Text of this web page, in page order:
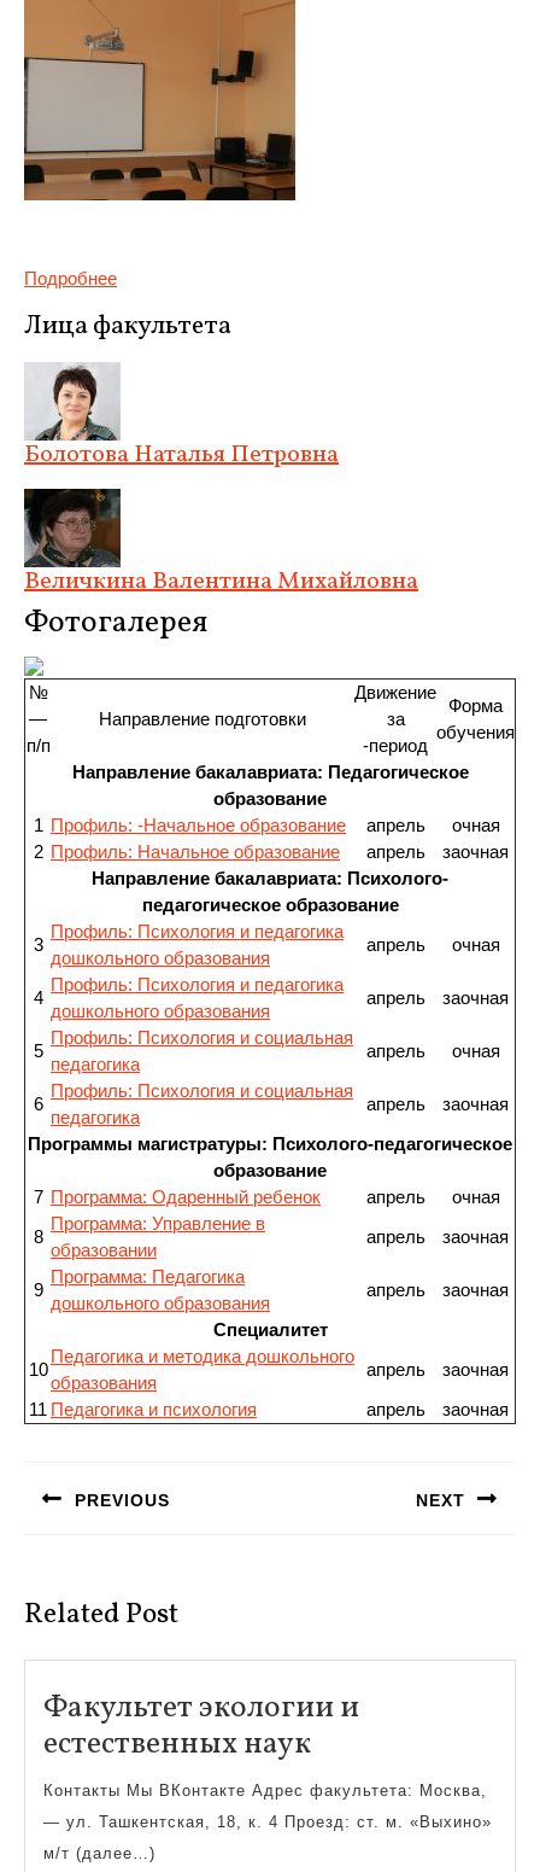
Подробнее
Лица факультета
Болотова Наталья Петровна
Величкина Валентина Михайловна
Фотогалерея
№
—
п/п
Направление подготовки
Движение
за
-период
Форма
обучения
Направление бакалавриата: Педагогическое
образование
1 Профиль: -Начальное образование апрель
очная
2 Профиль: Начальное образование апрель
заочная
Направление бакалавриата: Психолого-
педагогическое образование
3
Профиль: Психология и педагогика
дошкольного образования
апрель очная
4
Профиль: Психология и педагогика
дошкольного образования
апрель заочная
5
Профиль: Психология и социальная
педагогика
апрель очная
6
Профиль: Психология и социальная
педагогика
апрель
заочная
Программы магистратуры: Психолого-педагогическое
образование
7 Программа: Одаренный ребенок апрель
очная
8
Программа: Управление в
образовании
апрель заочная
9
Программа: Педагогика
дошкольного образования
апрель
заочная
Специалитет
10
Педагогика и методика дошкольного
образования
апрель
заочная
11 Педагогика и психология апрель заочная
записям
PREVIOUS NEXT
Related Post
Факультет экологии и
естественных наукФакультет
экологии
и
Контакты Мы ВКонтакте Адрес факультета: Москва,
— ул. Ташкентская, 18, к. 4 Проезд: ст. м. «Выхино»
м/т (далее…)